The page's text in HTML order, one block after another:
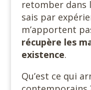
retomber dans
sais par
m’apportent
récupère les
existence.
Qu’est ce qui